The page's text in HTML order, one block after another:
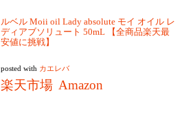
ルベル Moii oil Lady absolute モイ オイル レ
ディアブソリュート 50mL 【全商品楽天最
安値に挑戦】
posted with カエレバ
楽天市場 Amazon